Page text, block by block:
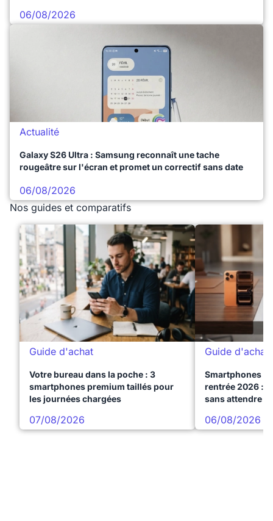
06/08/2026
Actualité
Galaxy S26 Ultra : Samsung reconnaît une tache
rougeâtre sur l'écran et promet un correctif sans date
06/08/2026
Nos guides et comparatifs
Guide d'achat
Votre bureau dans la poche : 3
smartphones premium taillés pour
les journées chargées
07/08/2026
Guide d'achat
Smartphones
rentrée 2026 :
sans attendre
06/08/2026